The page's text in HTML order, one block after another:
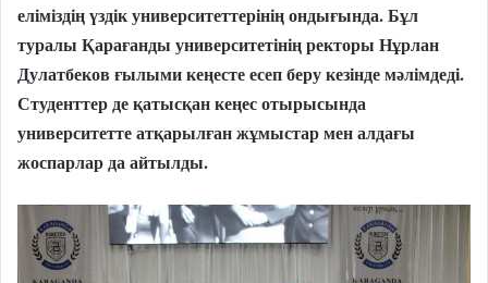
еліміздің үздік университеттерінің ондығында. Бұл
туралы Қарағанды университетінің ректоры Нұрлан
Дулатбеков ғылыми кеңесте есеп беру кезінде мәлімдеді.
Студенттер де қатысқан кеңес отырысында
университетте атқарылған жұмыстар мен алдағы
жоспарлар да айтылды.